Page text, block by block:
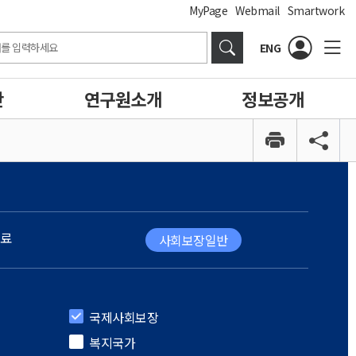
MyPage Webmail Smartwork
ENG
연구원소개 정보공개
사회보장일반
국제사회보장
복지국가